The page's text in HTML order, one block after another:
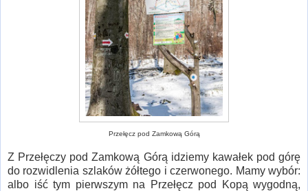
Przełęcz pod Zamkową Górą
Z Przełęczy pod Zamkową Górą idziemy kawałek pod górę
do rozwidlenia szlaków żółtego i czerwonego. Mamy wybór:
albo iść tym pierwszym na Przełęcz pod Kopą wygodną,